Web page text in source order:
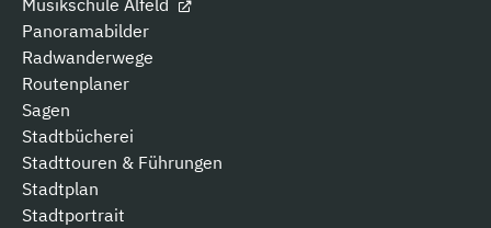
Musikschule Alfeld
Panoramabilder
Radwanderwege
Routenplaner
Sagen
Stadtbücherei
Stadttouren & Führungen
Stadtplan
Stadtportrait